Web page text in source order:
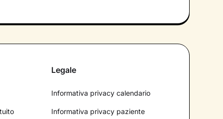
Legale
Informativa privacy calendario
Informativa privacy paziente